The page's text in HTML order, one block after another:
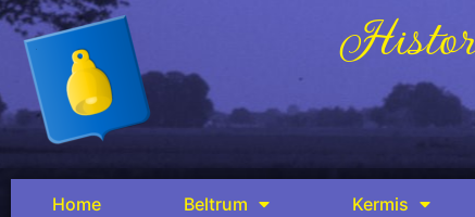
Home Beltrum Kermis